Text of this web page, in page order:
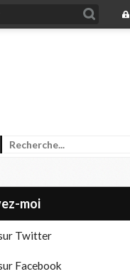
moi
Twitter
Facebook